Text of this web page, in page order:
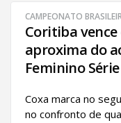
CAMPEONATO
Coritiba vence
aproxima do
Feminino
Coxa marca no
no confronto de